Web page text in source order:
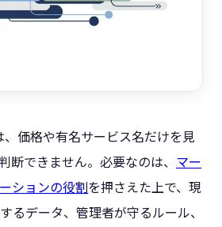
価格や有名サービス名だけを見
断できません。必要なのは、 マー
ションの役割を押さえた上で、現
るデータ、管理者が守るルール、